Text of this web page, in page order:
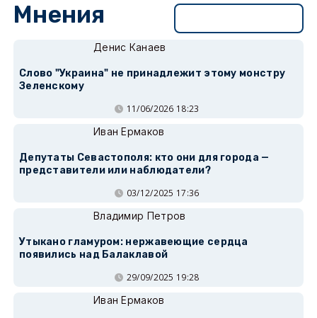
Мнения
Денис Канаев
Слово "Украина" не принадлежит этому монстру
Зеленскому
11/06/2026 18:23
Иван Ермаков
Депутаты Севастополя: кто они для города —
представители или наблюдатели?
03/12/2025 17:36
Владимир Петров
Утыкано гламуром: нержавеющие сердца
появились над Балаклавой
29/09/2025 19:28
Иван Ермаков